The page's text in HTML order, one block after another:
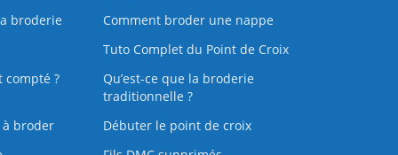
broderie
Comment broder une nappe
Tuto Complet du Point de Croix
compté ?
Qu’est-ce que la broderie
traditionnelle ?
broder
Débuter le point de croix